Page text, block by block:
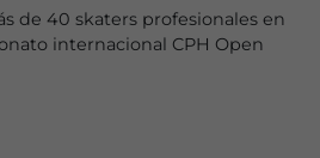
de 40 skaters profesionales en
internacional CPH Open